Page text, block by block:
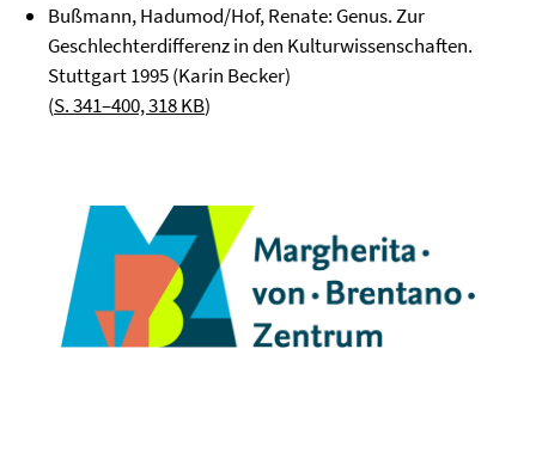
Bußmann, Hadumod/Hof, Renate: Genus. Zur
Geschlechterdifferenz in den Kulturwissenschaften.
Stuttgart 1995 (Karin Becker)
(S. 341–400, 318 KB)